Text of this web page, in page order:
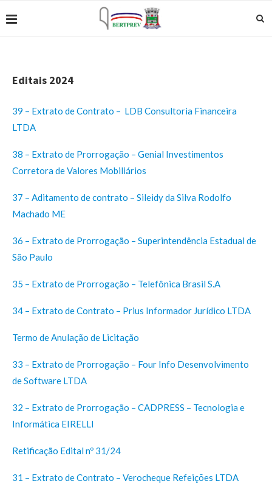
Editais 2024
39 – Extrato de Contrato – LDB Consultoria Financeira
LTDA
38 – Extrato de Prorrogação – Genial Investimentos
Corretora de Valores Mobiliários
37 – Aditamento de contrato – Sileidy da Silva Rodolfo
Machado ME
36 – Extrato de Prorrogação – Superintendência Estadual de
São Paulo
35 – Extrato de Prorrogação – Telefônica Brasil S.A
34 – Extrato de Contrato – Prius Informador Jurídico LTDA
Termo de Anulação de Licitação
33 – Extrato de Prorrogação – Four Info Desenvolvimento
de Software LTDA
32 – Extrato de Prorrogação – CADPRESS – Tecnologia e
Informática EIRELLI
Retificação Edital nº 31/24
31 – Extrato de Contrato – Verocheque Refeições LTDA